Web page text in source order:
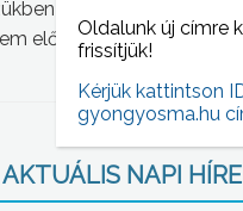
kezdték meg a
előtt a szervezők
NAPI
Oldalunk új címre
frissítjük!
Kérjük kattintson
gyongyosma.hu